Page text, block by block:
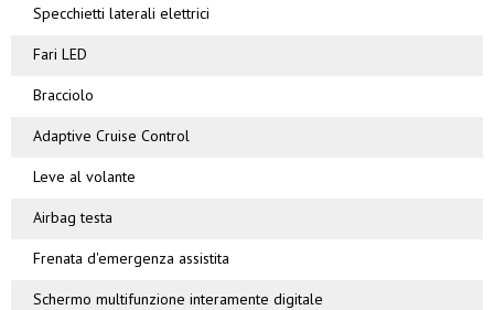
Specchietti laterali elettrici
Fari LED
Bracciolo
Adaptive Cruise Control
Leve al volante
Airbag testa
Frenata d'emergenza assistita
Schermo multifunzione interamente digitale